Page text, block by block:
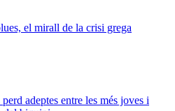
el mirall de la crisi grega
adeptes entre les més joves i